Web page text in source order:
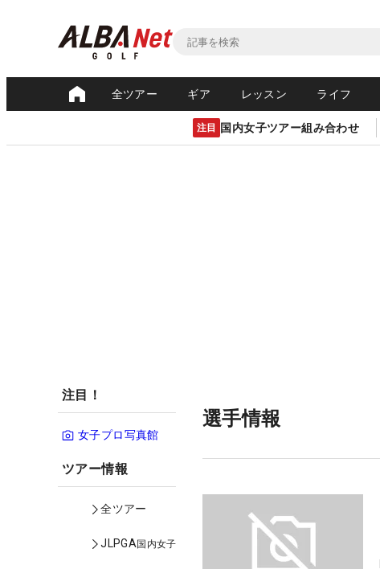
全ツアー ギア レッスン ライフ
注目 国内女子ツアー組み合わせ
注目！
女子プロ写真館
ツアー情報
全ツアー
JLPGA国内女子
選手情報